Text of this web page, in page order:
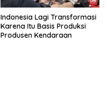
Indonesia Lagi Transformasi
Karena Itu Basis Produksi
Produsen Kendaraan